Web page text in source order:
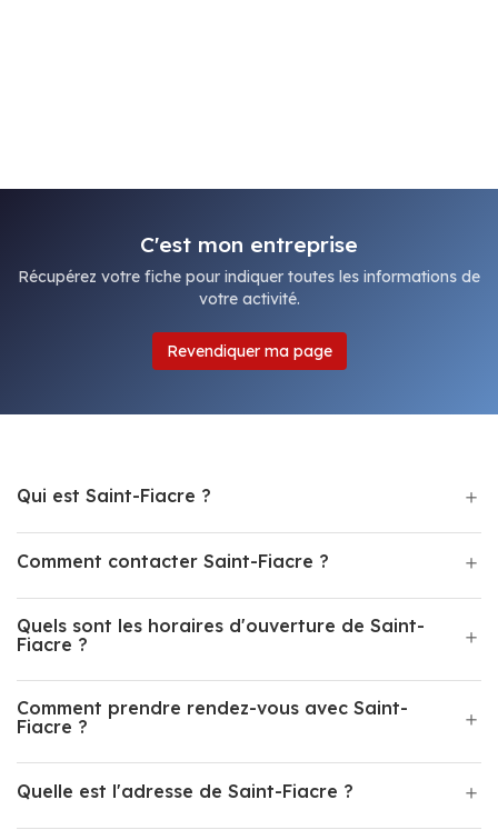
C'est mon entreprise
Récupérez votre fiche pour indiquer toutes les informations de
votre activité.
Revendiquer ma page
Qui est Saint-Fiacre ?
Comment contacter Saint-Fiacre ?
Quels sont les horaires d'ouverture de Saint-
Fiacre ?
Comment prendre rendez-vous avec Saint-
Fiacre ?
Quelle est l'adresse de Saint-Fiacre ?